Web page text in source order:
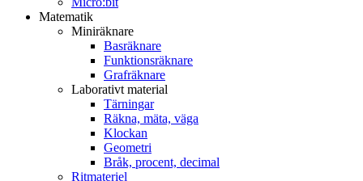
Matematik
Miniräknare
Basräknare
Funktionsräknare
Grafräknare
Laborativt material
Tärningar
Räkna, mäta, väga
Klockan
Geometri
Bråk, procent, decimal
Ritmateriel